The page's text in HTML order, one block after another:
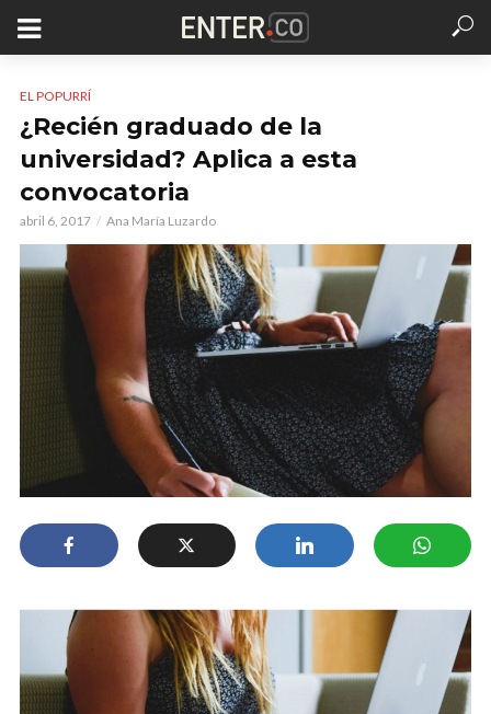
EL POPURRÍ
¿Recién graduado de la
universidad? Aplica a esta
convocatoria
abril 6, 2017 Ana María Luzardo